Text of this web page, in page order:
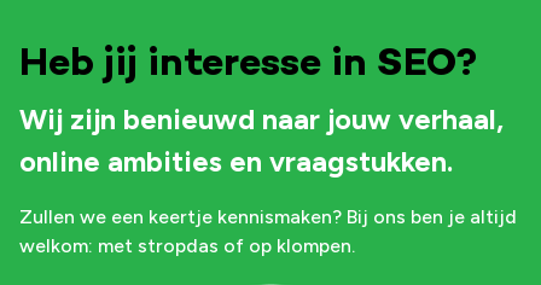
Heb jij interesse in SEO?
Wij zijn benieuwd naar jouw verhaal,
online ambities en vraagstukken.
Zullen we een keertje kennismaken? Bij ons ben je altijd
welkom: met stropdas of op klompen.